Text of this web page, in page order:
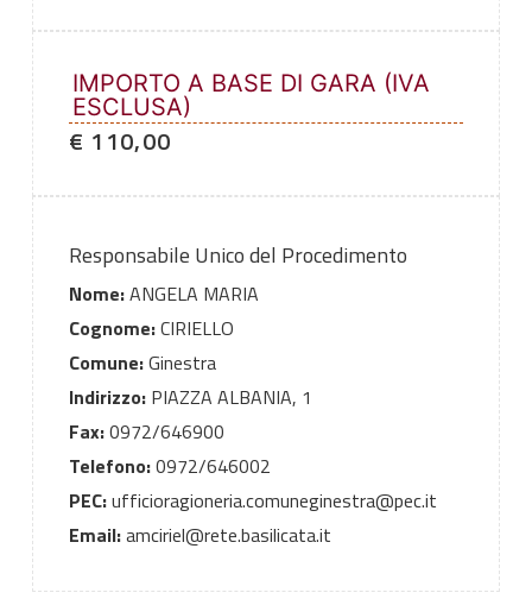
IMPORTO A BASE DI GARA (IVA
ESCLUSA)
€ 110,00
Responsabile Unico del Procedimento
Nome:ANGELA MARIA
Cognome:CIRIELLO
Comune:Ginestra
Indirizzo:PIAZZA ALBANIA, 1
Fax:0972/646900
Telefono:0972/646002
PEC:ufficioragioneria.comuneginestra@pec.it
Email:amciriel@rete.basilicata.it